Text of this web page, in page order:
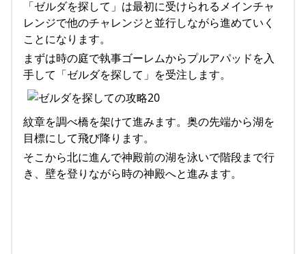
「ゼルダを探して」は最初に受けられるメインチャ
レンジで他のチャレンジと並行しながら進めていく
ことになります。
まずは時の庭で執事ゴーレムからプルアパッドを入
手して「ゼルダを探して」を受注します。
紋章を調べ橋を架けて進みます。奥の先端から湖を
目標にして飛び降ります。
そこから北に進んで神殿前の湖を泳いで階段まで行
き、壁を登りながら時の神殿へと進みます。